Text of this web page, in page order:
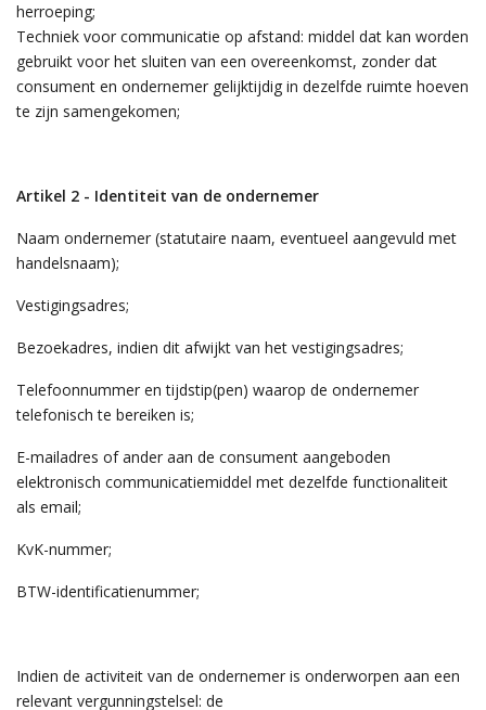
herroeping;
Techniek voor communicatie op afstand: middel dat kan worden
gebruikt voor het sluiten van een overeenkomst, zonder dat
consument en ondernemer gelijktijdig in dezelfde ruimte hoeven
te zijn samengekomen;
Artikel 2 - Identiteit van de ondernemer
Naam ondernemer (statutaire naam, eventueel aangevuld met
handelsnaam);
Vestigingsadres;
Bezoekadres, indien dit afwijkt van het vestigingsadres;
Telefoonnummer en tijdstip(pen) waarop de ondernemer
telefonisch te bereiken is;
E-mailadres of ander aan de consument aangeboden
elektronisch communicatiemiddel met dezelfde functionaliteit
als email;
KvK-nummer;
BTW-identificatienummer;
Indien de activiteit van de ondernemer is onderworpen aan een
relevant vergunningstelsel: de